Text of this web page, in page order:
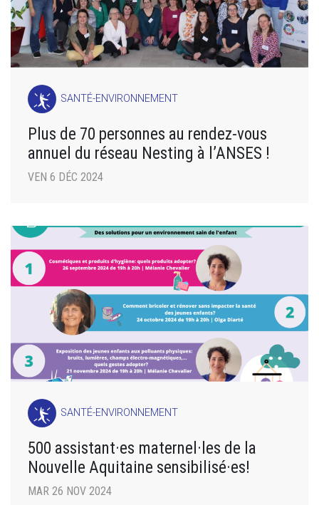
SANTÉ-ENVIRONNEMENT
Plus de 70 personnes au rendez-vous
annuel du réseau Nesting à l’ANSES !
VEN 6 DÉC 2024
SANTÉ-ENVIRONNEMENT
500 assistant·es maternel·les de la
Nouvelle Aquitaine sensibilisé·es!
MAR 26 NOV 2024